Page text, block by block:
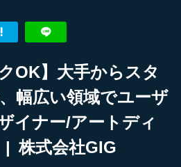
OK】大手からスタ
幅広い領域でユーザ
イナー/アートディ
| 株式会社GIG